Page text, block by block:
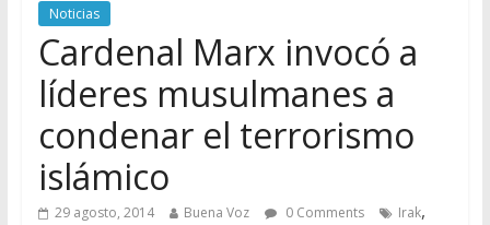
Noticias
Cardenal Marx invocó a
líderes musulmanes a
condenar el terrorismo
islámico
29 agosto, 2014 Buena Voz 0 Comments Irak,